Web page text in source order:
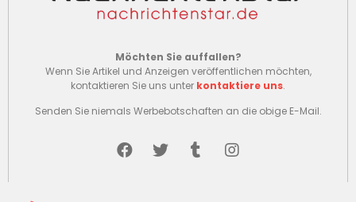
Möchten Sie auffallen?
Wenn Sie Artikel und Anzeigen veröffentlichen möchten,
kontaktieren Sie uns unter kontaktiere uns.
Senden Sie niemals Werbebotschaften an die obige E-Mail.